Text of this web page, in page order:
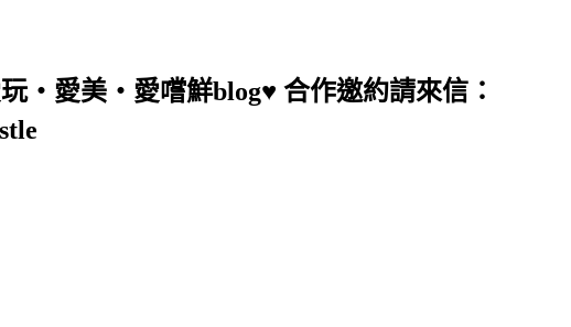
‧愛美‧愛嚐鮮blog♥ 合作邀約請來信：